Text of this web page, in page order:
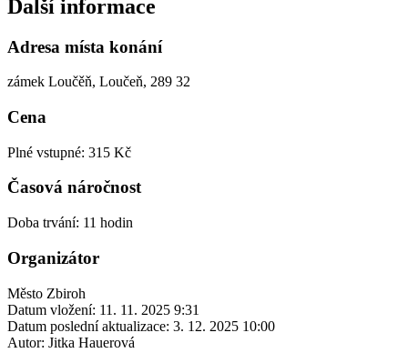
Další informace
Adresa místa konání
zámek Loučěň, Loučeň, 289 32
Cena
Plné vstupné: 315 Kč
Časová náročnost
Doba trvání: 11 hodin
Organizátor
Město Zbiroh
Datum vložení: 11. 11. 2025 9:31
Datum poslední aktualizace: 3. 12. 2025 10:00
Autor: Jitka Hauerová